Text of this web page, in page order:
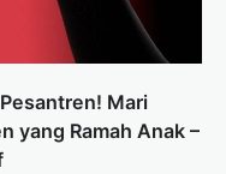
Mari
yang Ramah Anak –